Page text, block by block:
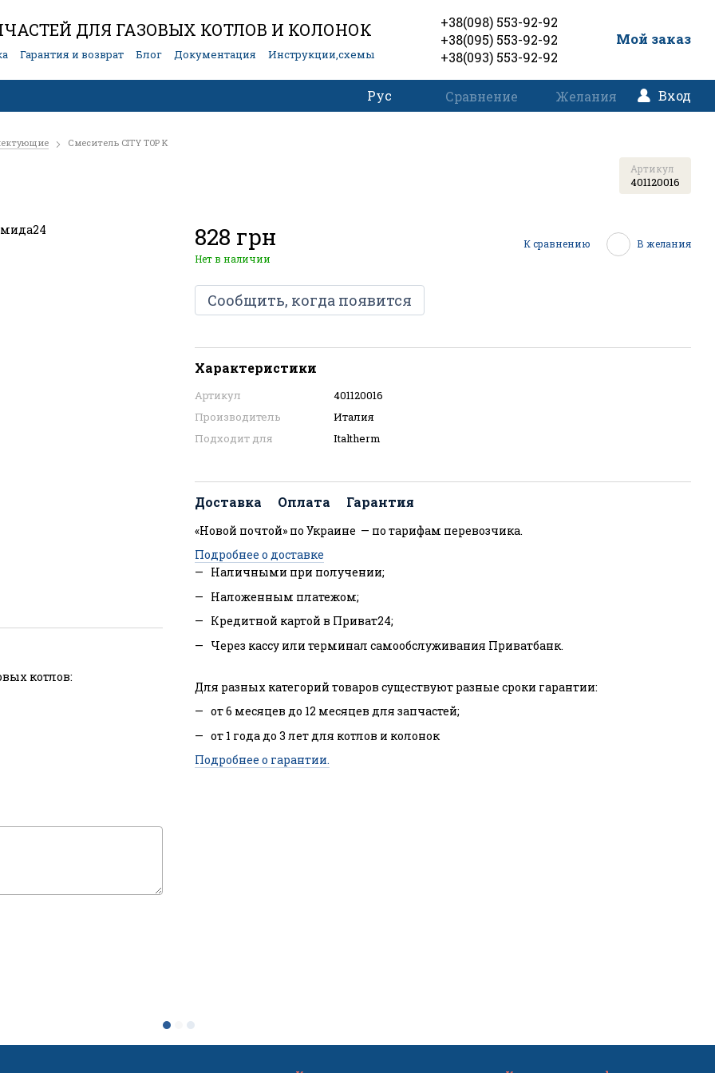
ДЛЯ ГАЗОВЫХ КОТЛОВ И КОЛОНОК
Гарантия и возврат Блог Документация Инструкции,схемы
+38(098) 553-92-92
+38(095) 553-92-92
+38(093) 553-92-92
Мой заказ
Рус Сравнение Желания Вход
Смеситель CITY TOP K
Артикул
401120016
котлов:
828 грн
Нет в наличии
К сравнению В желания
Сообщить, когда появится
Характеристики
Артикул
401120016
Производитель
Италия
Подходит для
Italtherm
Доставка Оплата Гарантия
«Новой почтой» по Украине — по тарифам перевозчика.
Подробнее о доставке
Наличными при получении;
Наложенным платежом;
Кредитной картой в Приват24;
Через кассу или терминал самообслуживания Приватбанк.
Для разных категорий товаров существуют разные сроки гарантии:
от 6 месяцев до 12 месяцев для запчастей;
от 1 года до 3 лет для котлов и колонок
Подробнее о гарантии.